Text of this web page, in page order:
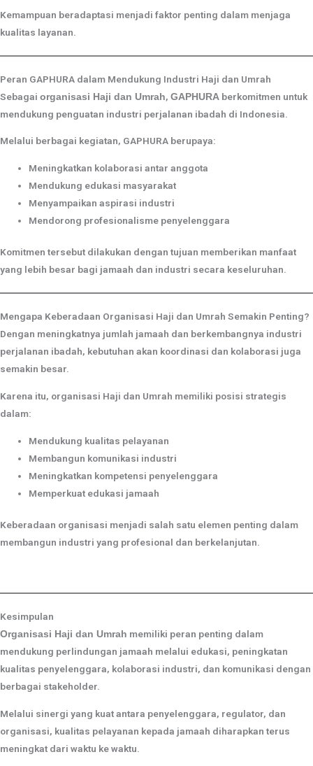
Kemampuan beradaptasi menjadi faktor penting dalam menjaga
kualitas layanan.
Peran GAPHURA dalam Mendukung Industri Haji dan Umrah
Sebagai organisasi Haji dan Umrah, GAPHURA berkomitmen untuk
mendukung penguatan industri perjalanan ibadah di Indonesia.
Melalui berbagai kegiatan, GAPHURA berupaya:
Meningkatkan kolaborasi antar anggota
Mendukung edukasi masyarakat
Menyampaikan aspirasi industri
Mendorong profesionalisme penyelenggara
Komitmen tersebut dilakukan dengan tujuan memberikan manfaat
yang lebih besar bagi jamaah dan industri secara keseluruhan.
Mengapa Keberadaan Organisasi Haji dan Umrah Semakin Penting?
Dengan meningkatnya jumlah jamaah dan berkembangnya industri
perjalanan ibadah, kebutuhan akan koordinasi dan kolaborasi juga
semakin besar.
Karena itu, organisasi Haji dan Umrah memiliki posisi strategis
dalam:
Mendukung kualitas pelayanan
Membangun komunikasi industri
Meningkatkan kompetensi penyelenggara
Memperkuat edukasi jamaah
Keberadaan organisasi menjadi salah satu elemen penting dalam
membangun industri yang profesional dan berkelanjutan.
Kesimpulan
Organisasi Haji dan Umrah memiliki peran penting dalam
mendukung perlindungan jamaah melalui edukasi, peningkatan
kualitas penyelenggara, kolaborasi industri, dan komunikasi dengan
berbagai stakeholder.
Melalui sinergi yang kuat antara penyelenggara, regulator, dan
organisasi, kualitas pelayanan kepada jamaah diharapkan terus
meningkat dari waktu ke waktu.